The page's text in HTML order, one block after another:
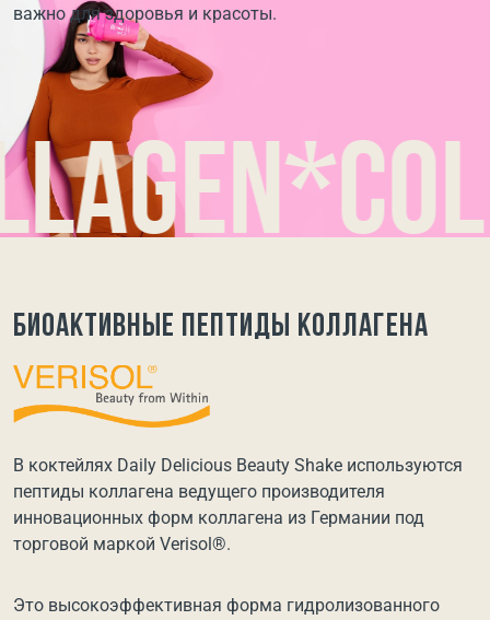
важно для здоровья и красоты.
Биоактивные пептиды коллагена
В коктейлях Daily Delicious Beauty Shake используются
пептиды коллагена ведущего производителя
инновационных форм коллагена из Германии под
торговой маркой Verisol®.
Это высокоэффективная форма гидролизованного